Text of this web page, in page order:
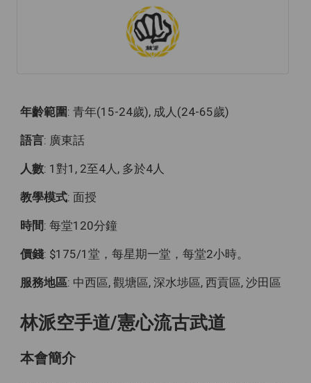
年齡範圍: 青年(15-24歲), 成人(24-65歲)
語言: 廣東話
人數: 1對1, 2至4人, 多於4人
教學模式: 面授
時間: 每堂120分鐘
價錢: $175/1堂，每星期一堂，每堂2小時。
服務地區: 中西區, 觀塘區, 深水埗區, 西貢區, 沙田區
林派空手道/憲心流古武道
本會簡介